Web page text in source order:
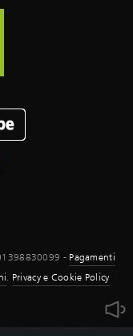
- Pagamenti
. Privacy e Cookie Policy